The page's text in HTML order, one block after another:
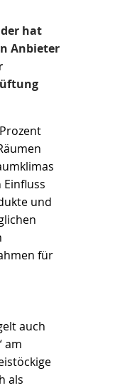
hat
Anbieter
und
für
auch
am
als